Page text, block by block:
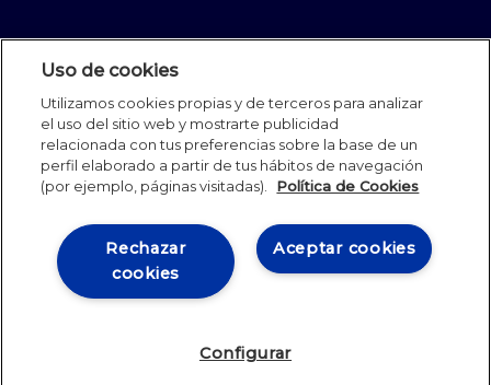
Aviso legal
Política de Cookies
Política de seguridad
Student Academic Standards
Canal Compliance
Site Map
IE University 2026
Uso de cookies
Utilizamos cookies propias y de terceros para analizar
el uso del sitio web y mostrarte publicidad
relacionada con tus preferencias sobre la base de un
perfil elaborado a partir de tus hábitos de navegación
(por ejemplo, páginas visitadas).
Política de Cookies
Aceptar cookies
Rechazar
cookies
Configurar